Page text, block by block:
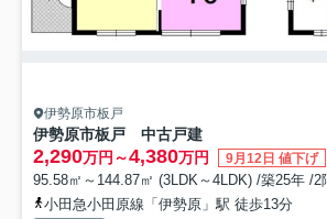
伊勢原市板戸
伊勢原市板戸 中古戸建
2,290万円～4,380万円 9月12日 値下げ
95.58㎡～144.87㎡ (3LDK～4LDK) /築25年 /2
小田急小田原線「伊勢原」駅 徒歩13分